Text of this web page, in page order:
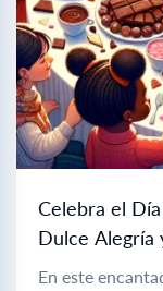
Celebra el
Dulce Alegría
En este